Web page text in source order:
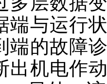
端与运行
端的故障
出机电作